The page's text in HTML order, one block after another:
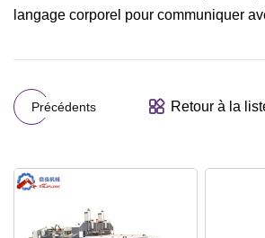
langage corporel pour communiquer
Précédents Retour à la